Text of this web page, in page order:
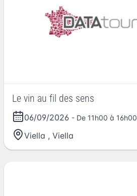
Le vin au fil des sens
06/09/2026 - De 11h00 à 16h00
Viella , Viella